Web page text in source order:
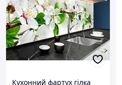
Кухонний фартух гілка